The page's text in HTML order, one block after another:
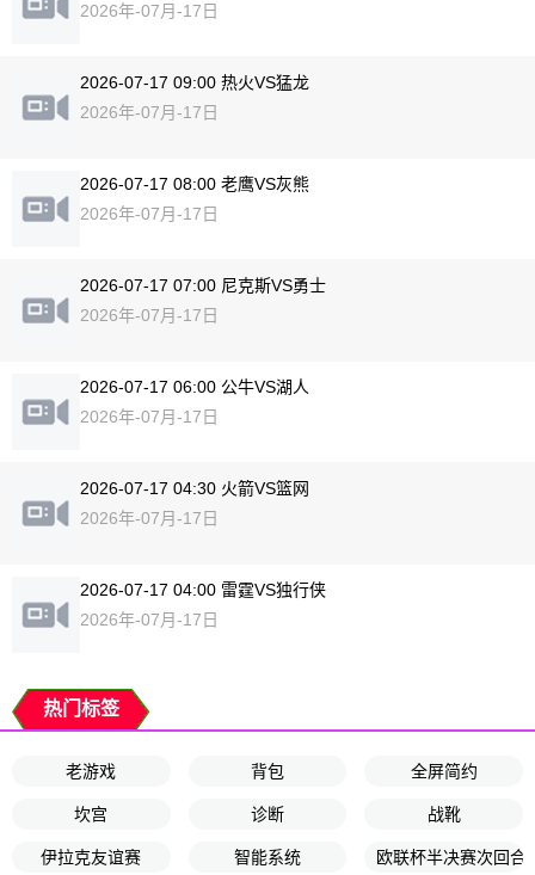
2026年-07月-17日
2026-07-17 09:00 热火VS猛龙
2026年-07月-17日
2026-07-17 08:00 老鹰VS灰熊
2026年-07月-17日
2026-07-17 07:00 尼克斯VS勇士
2026年-07月-17日
2026-07-17 06:00 公牛VS湖人
2026年-07月-17日
2026-07-17 04:30 火箭VS篮网
2026年-07月-17日
2026-07-17 04:00 雷霆VS独行侠
2026年-07月-17日
热门标签
老游戏 背包 全屏简约
坎宫 诊断 战靴
伊拉克友谊赛 智能系统 欧联杯半决赛次回合